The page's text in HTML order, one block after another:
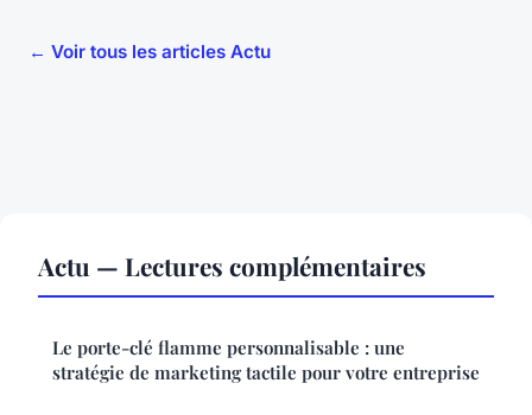
← Voir tous les articles Actu
Actu — Lectures complémentaires
Le porte-clé flamme personnalisable : une
stratégie de marketing tactile pour votre entreprise